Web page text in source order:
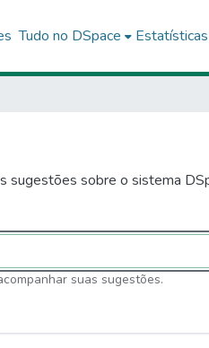
Tudo no DSpace Estatísticas
sugestões sobre o sistema
suas sugestões.